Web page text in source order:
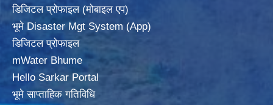
डिजिटल प्रोफाइल (मोबाइल एप)
भूमे Disaster Mgt System (App)
डिजिटल प्रोफाइल
mWater Bhume
Hello Sarkar Portal
भूमे साप्ताहिक गतिविधि